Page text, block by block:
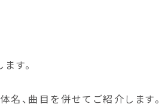
す。
名、曲目を併せてご紹介します。